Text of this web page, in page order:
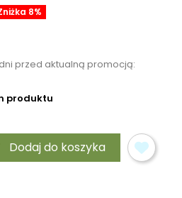
8%
przed aktualną promocją:
produktu
Dodaj do koszyka